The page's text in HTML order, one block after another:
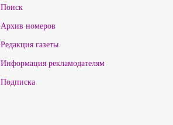
Поиск
Архив номеров
Редакция газеты
Информация рекламодателям
Подписка